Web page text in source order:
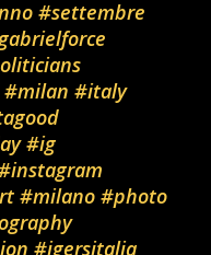
#settembre
#milan #italy
#ig
#milano #photo
#igersitalia